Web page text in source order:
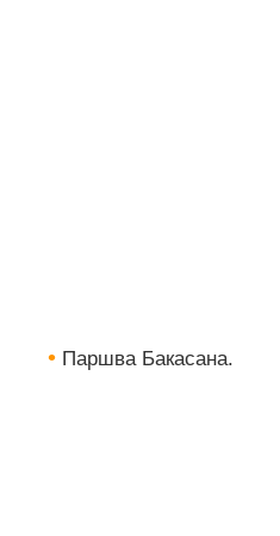
Паршва Бакасана.